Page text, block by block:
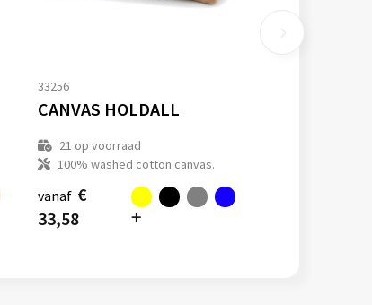
33256
CANVAS HOLDALL
21 op voorraad
100% washed cotton canvas.
vanaf €
33,58